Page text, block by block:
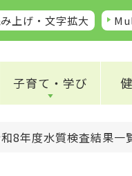
上げ・文字拡大
子育て・学び
8年度水質検査結果一